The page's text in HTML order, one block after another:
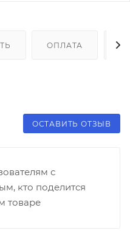
ОПЛАТА
ОСТАВИТЬ ОТЗЫВ
с
кто поделится
товаре